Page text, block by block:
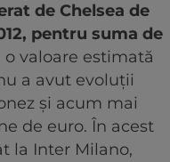
de Chelsea de
pentru suma de
o valoare estimată
a avut evoluții
și acum mai
de euro. În acest
la Inter Milano,